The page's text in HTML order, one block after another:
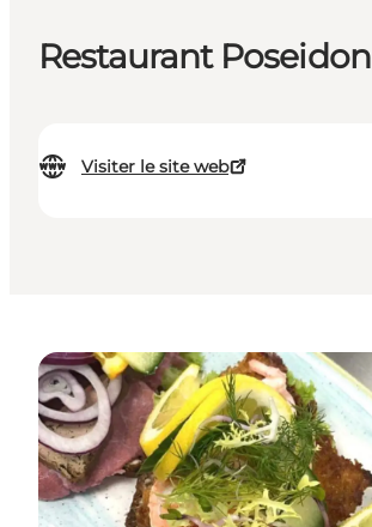
Restaurant Poseidon
Visiter le site web